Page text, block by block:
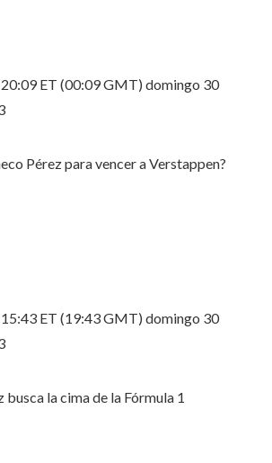
ET (00:09 GMT) domingo 30
ET (19:43 GMT) domingo 30